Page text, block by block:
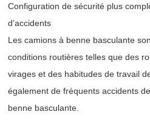
Configuration de sécurité plus
d’accidents
Les camions à benne basculante
conditions routières telles que des
virages et des habitudes de travail
également de fréquents accidents
benne basculante.